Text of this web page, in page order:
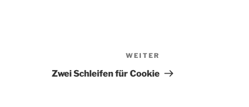
Beitrag
WEITER
Zwei Schleifen für Cookie